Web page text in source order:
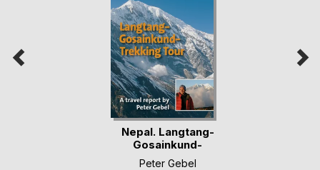
Nepal. Langtang-
Gosainkund-
Trekkin(...)
Peter Gebel